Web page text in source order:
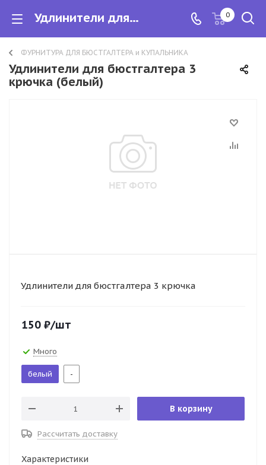
Удлинители для бюстгалтера 3 крючка 0
ФУРНИТУРА ДЛЯ БЮСТГАЛТЕРА и КУПАЛЬНИКА
Удлинители для бюстгалтера 3
крючка (белый)
Удлинители для бюстгалтера 3 крючка
150 ₽/шт
Много
белый -
В корзину
Рассчитать доставку
Характеристики